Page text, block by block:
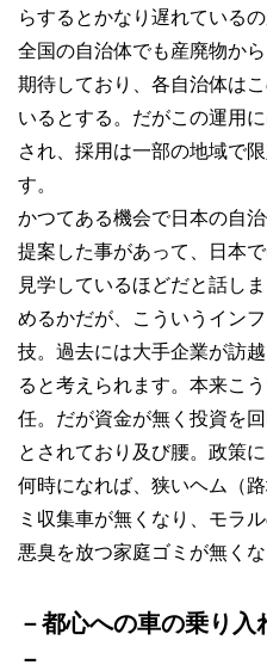
らするとかなり遅れているの
全国の自治体でも産廃物か
期待しており、各自治体は
いるとする。だがこの運用
され、採用は一部の地域で
す。
かつてある機会で日本の自
提案した事があって、日本
見学しているほどだと話し
めるかだが、こういうイン
技。過去には大手企業が訪
ると考えられます。本来こ
任。だが資金が無く投資を
とされており及び腰。政策
何時になれば、狭いヘム（
ミ収集車が無くなり、モラ
悪臭を放つ家庭ゴミが無くな
－都心への車の乗り
－